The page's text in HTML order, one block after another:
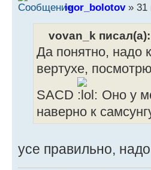
igor_bolotov» 31
vovan_k писал(а):
Да понятно, надо
вертухе,
SACD
Оно у
наверно к
усе правильно,